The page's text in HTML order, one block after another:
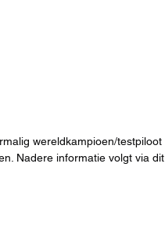
wereldkampioen/testpiloot
Nadere informatie volgt via dit